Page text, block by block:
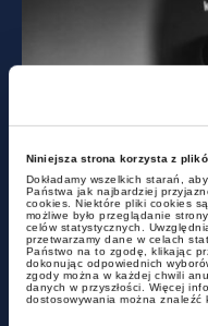
Niniejsza strona korzysta z
Dokładamy wszelkich starań,
Państwa jak najbardziej
cookies. Niektóre pliki cookies
możliwe było przeglądanie
celów statystycznych.
przetwarzamy dane w celach
Państwo na to zgodę, klikając
dokonując odpowiednich
zgody można w każdej chwili
danych w przyszłości. Więcej
dostosowywania można znaleźć
aktualności
Czy miasto
podatnikiem